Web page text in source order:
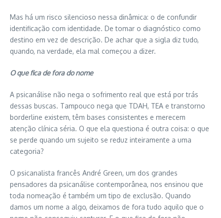
Mas há um risco silencioso nessa dinâmica: o de confundir
identificação com identidade. De tomar o diagnóstico como
destino em vez de descrição. De achar que a sigla diz tudo,
quando, na verdade, ela mal começou a dizer.
O que fica de fora do nome
A psicanálise não nega o sofrimento real que está por trás
dessas buscas. Tampouco nega que TDAH, TEA e transtorno
borderline existem, têm bases consistentes e merecem
atenção clínica séria. O que ela questiona é outra coisa: o que
se perde quando um sujeito se reduz inteiramente a uma
categoria?
O psicanalista francês André Green, um dos grandes
pensadores da psicanálise contemporânea, nos ensinou que
toda nomeação é também um tipo de exclusão. Quando
damos um nome a algo, deixamos de fora tudo aquilo que o